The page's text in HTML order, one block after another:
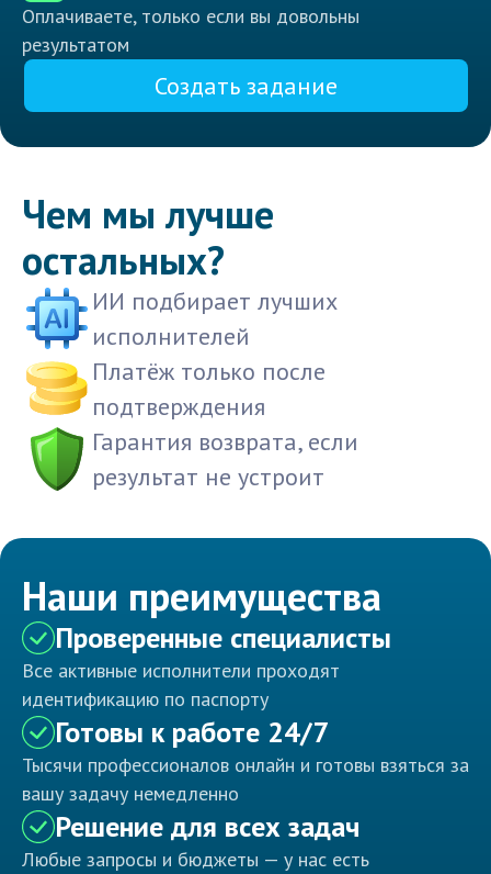
Оплачиваете, только если вы довольны
результатом
Создать задание
Чем мы лучше
остальных?
ИИ подбирает лучших
исполнителей
Платёж только после
подтверждения
Гарантия возврата, если
результат не устроит
Наши преимущества
Проверенные специалисты
Все активные исполнители проходят
идентификацию по паспорту
Готовы к работе 24/7
Тысячи профессионалов онлайн и готовы взяться за
вашу задачу немедленно
Решение для всех задач
Любые запросы и бюджеты — у нас есть